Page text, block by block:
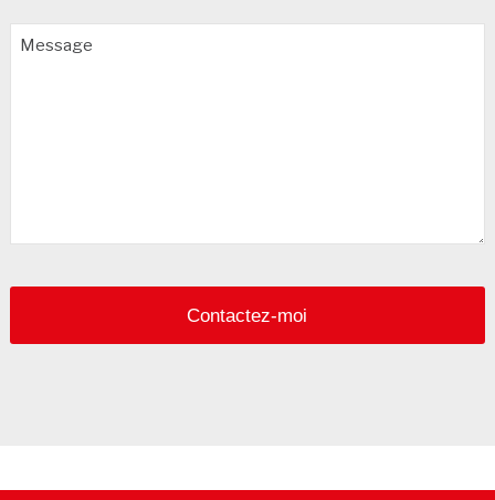
Message
Contactez-moi